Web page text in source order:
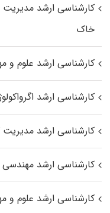
کارشناسی ارشد
خاک
کارشناسی ارشد علوم و
کارشناسی ارشد
کارشناسی ارشد
کارشناسی ارشد
کارشناسی ارشد علوم و